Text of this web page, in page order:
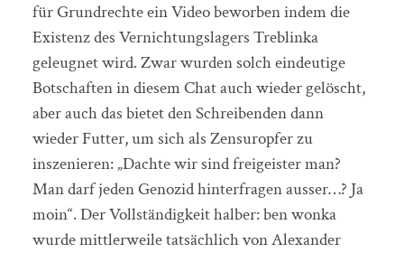
für Grundrechte ein Video beworben indem die
Existenz des Vernichtungslagers Treblinka
geleugnet wird. Zwar wurden solch eindeutige
Botschaften in diesem Chat auch wieder gelöscht,
aber auch das bietet den Schreibenden dann
wieder Futter, um sich als Zensuropfer zu
inszenieren: „Dachte wir sind freigeister man?
Man darf jeden Genozid hinterfragen ausser…? Ja
moin“. Der Vollständigkeit halber: ben wonka
wurde mittlerweile tatsächlich von Alexander